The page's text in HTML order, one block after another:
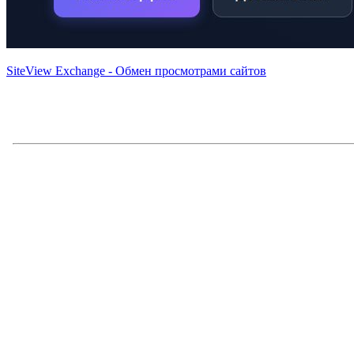
SiteView Exchange - Обмен просмотрами сайтов